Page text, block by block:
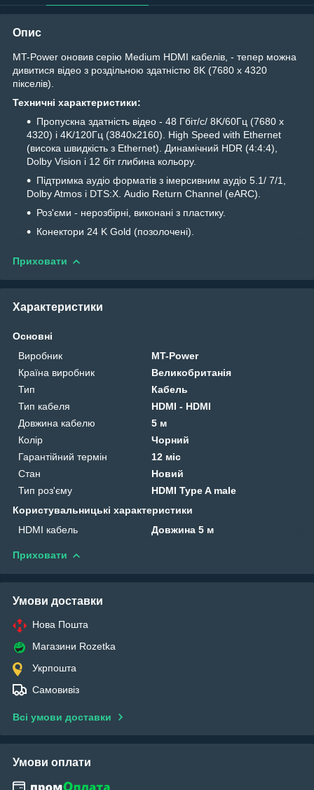
Опис
MT-Power оновив серію Medium HDMI кабелів, - тепер можна
дивитися відео з роздільною здатністю 8K (7680 x 4320
пікселів).
Техничні характеристики:
Пропускна здатність відео - 48 Гбіт/с/ 8K/60Гц (7680 x
4320) і 4K/120Гц (3840x2160). High Speed with Ethernet
(висока швидкість з Ethernet). Динамічний HDR (4:4:4),
Dolby Vision і 12 біт глибина кольору.
Підтримка аудіо форматів з імерсивним аудіо 5.1/ 7/1,
Dolby Atmos і DTS:X. Audio Return Channel (eARC).
Роз'єми - нерозбірні, виконані з пластику.
Конектори 24 K Gold (позолочені).
Приховати
Характеристики
Основні
Виробник
MT-Power
Країна виробник
Великобританія
Тип
Кабель
Тип кабеля
HDMI - HDMI
Довжина кабелю
5 м
Колір
Чорний
Гарантійний термін
12 міс
Стан
Новий
Тип роз'єму
HDMI Type A male
Користувальницькі характеристики
HDMI кабель
Довжина 5 м
Приховати
Умови доставки
Нова Пошта
Магазини Rozetka
Укрпошта
Самовивіз
Всі умови доставки
Умови оплати